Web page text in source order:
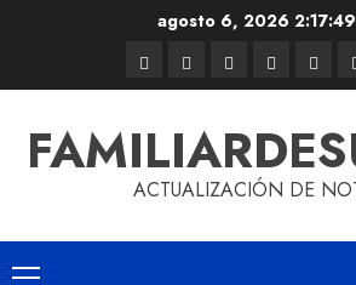
agosto 6, 2026
ACTUALIZACIÓN DE